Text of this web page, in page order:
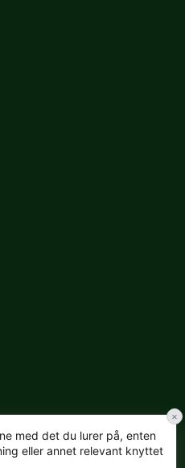
bord
med det du lurer på, enten
eller annet relevant knyttet
×